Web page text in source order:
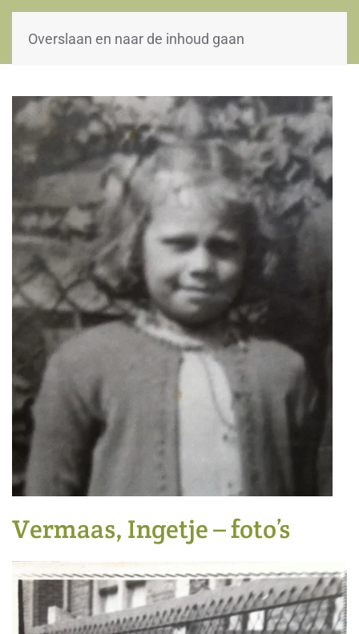
Overslaan en naar de inhoud gaan
WOII-HW
Vermaas, Ingetje – foto’s